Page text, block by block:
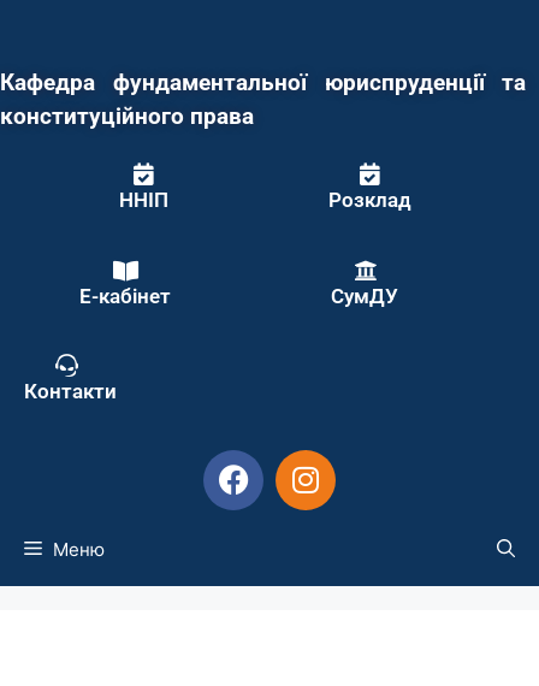
Кафедра фундаментальної юриспруденції та
конституційного права
ННІП Розклад
Е-кабінет СумДУ
Контакти
Меню